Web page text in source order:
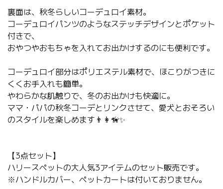
裏面は、秋冬らしいコーデュロイ素材。
コーデュロイパンツのようなステッチデザインとポケット
付きで、
おやつやおもちゃを入れてお出かけするのにも便利です。
コーデュロイ部分はポリエステル素材で、ほこりがつきに
くくお手入れも簡単。
やわらかな肌触りで、冬のお出かけも快適に。
ママ・パパの秋冬コーデとリンクさせて、愛犬とおそろい
のスタイルを楽しめます👨👩🦮✨
【3点セット】
ハリースペットの大人気3アイテムのセット販売です。
※ハンドルカバー、ペットカートは付いておりません。